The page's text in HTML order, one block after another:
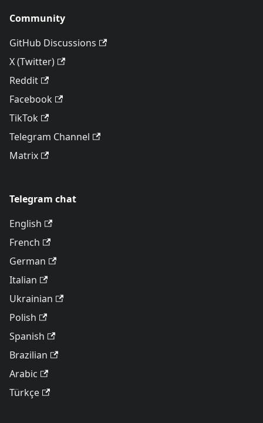
Community
GitHub Discussions
X (Twitter)
Reddit
Facebook
TikTok
Telegram Channel
Matrix
Telegram chat
English
French
German
Italian
Ukrainian
Polish
Spanish
Brazilian
Arabic
Türkçe